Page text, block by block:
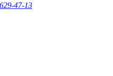
47-13